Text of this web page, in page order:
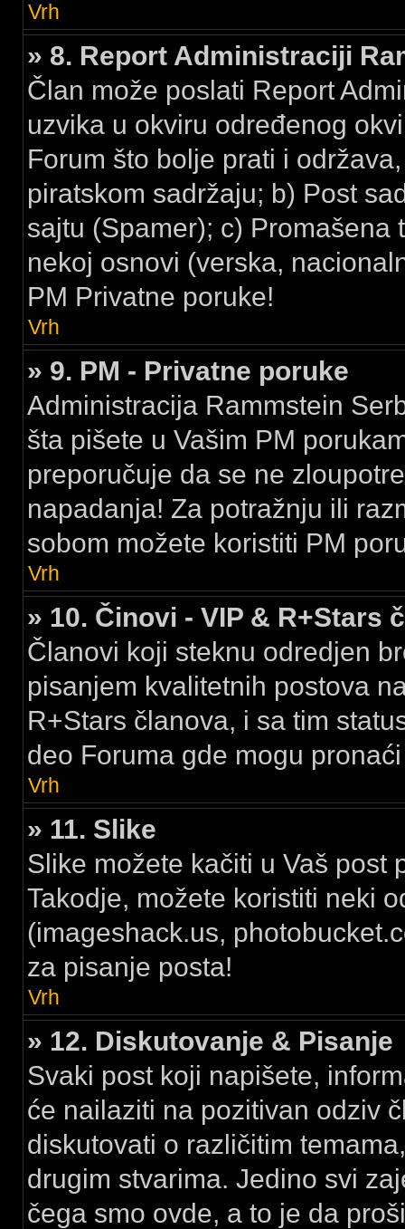
Vrh
» 8. Report Administraciji
Član može poslati Report
uzvika u okviru određenog
Forum što bolje prati i
piratskom sadržaju; b) Post
sajtu (Spamer); c) Promašena
nekoj osnovi (verska,
PM Privatne poruke!
Vrh
» 9. PM - Privatne poruke
Administracija Rammstein
šta pišete u Vašim PM
preporučuje da se ne
napadanja! Za potražnju ili
sobom možete koristiti PM
Vrh
» 10. Činovi - VIP & R+Stars
Članovi koji steknu odredjen
pisanjem kvalitetnih postova
R+Stars članova, i sa tim
deo Foruma gde mogu
Vrh
» 11. Slike
Slike možete kačiti u Vaš post
Takodje, možete koristiti neki
(imageshack.us,
za pisanje posta!
Vrh
» 12. Diskutovanje & Pisanje
Svaki post koji napišete,
će nailaziti na pozitivan odziv
diskutovati o različitim
drugim stvarima. Jedino svi
čega smo ovde, a to je da